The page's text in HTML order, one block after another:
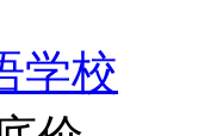
学校